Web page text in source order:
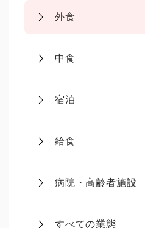
外食
中食
宿泊
給食
病院・高齢者施設
すべての業態